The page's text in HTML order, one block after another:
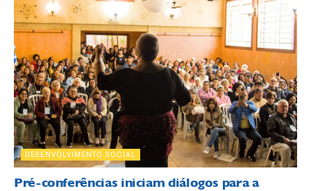
DESENVOLVIMENTO SOCIAL
Pré-conferências iniciam diálogos para a